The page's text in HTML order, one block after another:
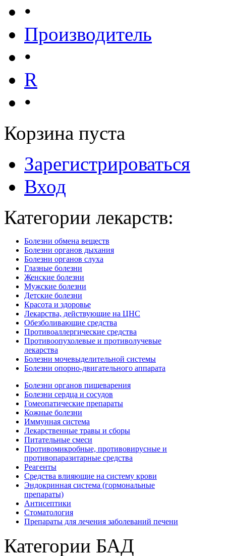
•
Производитель
•
R
•
Корзина пуста
Зарегистрироваться
Вход
Категории лекарств:
Болезни обмена веществ
Болезни органов дыхания
Болезни органов слуха
Глазные болезни
Женские болезни
Мужские болезни
Детские болезни
Красота и здоровье
Лекарства, действующие на ЦНС
Обезболивающие средства
Противоаллергические средства
Противоопухолевые и противолучевые
лекарства
Болезни мочевыделительной системы
Болезни опорно-двигательного аппарата
Болезни органов пищеварения
Болезни сердца и сосудов
Гомеопатические препараты
Кожные болезни
Иммунная система
Лекарственные травы и сборы
Питательные смеси
Противомикробные, противовирусные и
противопаразитарные средства
Реагенты
Средства влияющие на систему крови
Эндокринная система (гормональные
препараты)
Антисептики
Стоматология
Препараты для лечения заболеваний печени
Категории БАД